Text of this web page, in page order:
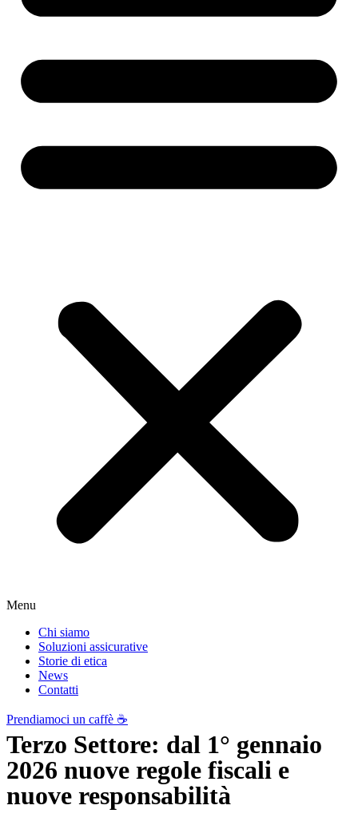
Menu
Chi siamo
Soluzioni assicurative
Storie di etica
News
Contatti
Prendiamoci un caffè ☕️
Terzo Settore: dal 1° gennaio
2026 nuove regole fiscali e
nuove responsabilità